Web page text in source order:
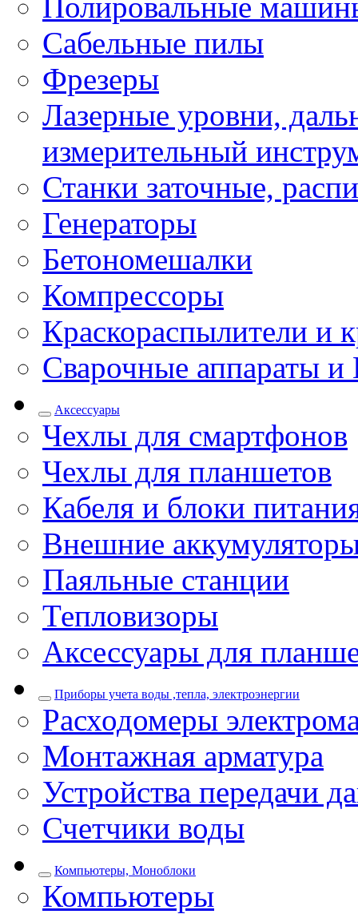
Сабельные пилы
Фрезеры
Лазерные уровни,
измерительный
Станки заточные,
Генераторы
Бетономешалки
Компрессоры
Краскораспылители и
Сварочные аппараты и
Аксессуары
Чехлы для смартфонов
Чехлы для планшетов
Кабеля и блоки
Внешние
Паяльные станции
Тепловизоры
Аксессуары для
Приборы учета воды ,тепла, электроэнергии
Расходомеры
Монтажная арматура
Устройства передачи
Счетчики воды
Компьютеры, Моноблоки
Компьютеры